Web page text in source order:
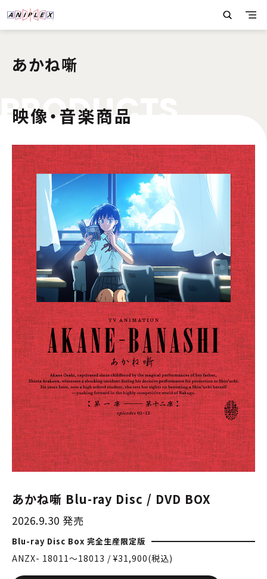
あかね噺
PRODUC
映像・音楽商品
あかね噺 Blu-ray Disc / DVD BOX
2026.9.30 発売
Blu-ray Disc Box 完全生産限定版
ANZX- 18011〜18013 / ¥31,900(税込)